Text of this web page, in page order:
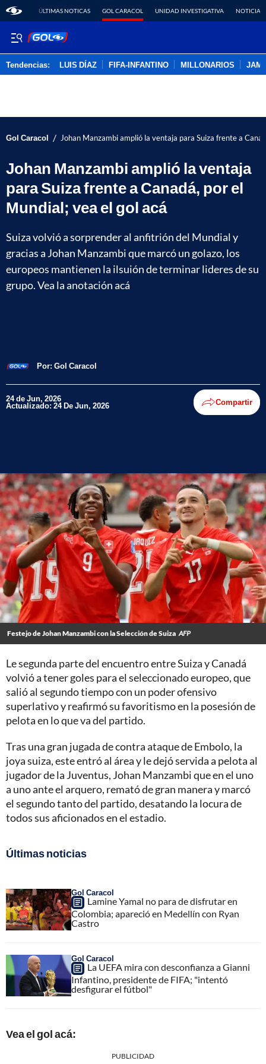
ÚLTIMAS NOTICAS GOL CARACOL UNIDAD INVESTIGATIVA NOTICIAS
Tendencias: LUIS DÍAZ FIFA-INFANTINO MILLONARIOS
Gol Caracol / Johan Manzambi amplió la ventaja para Suiza frente a
Johan Manzambi amplió la ventaja
para Suiza frente a Canadá, por el
Mundial; vea el gol acá
Suiza volvió a sorprender al anfitrión del Mundial y
gracias a Johan Manzambi que marcó un golazo, los
europeos mantienen la ilsuión de terminar lideres de su
grupo. Vea la anotación acá
Por: Gol Caracol
24 de Jun, 2026
Actualizado: 24 De Jun, 2026 Compartir
Festejo de Johan Manzambi con la Selección de Suiza AFP
Le segunda parte del encuentro entre Suiza y Canadá
volvió a tener goles para el seleccionado europeo, que
salió al segundo tiempo con un poder ofensivo
superlativo y reafirmó su favoritismo en la posesión de
pelota en lo que va del partido.
Tras una gran jugada de contra ataque de Embolo, la
joya suiza, este entró al área y le dejó servida a pelota al
jugador de la Juventus, Johan Manzambi que en el uno
a uno ante el arquero, remató de gran manera y marcó
el segundo tanto del partido, desatando la locura de
todos sus aficionados en el estadio.
Últimas noticias
Gol Caracol
Lamine Yamal no para de disfrutar en
Colombia; apareció en Medellín con Ryan
Castro
Gol Caracol
La UEFA mira con desconfianza a Gianni
Infantino, presidente de FIFA; "intentó
desfigurar el fútbol"
Vea el gol acá:
PUBLICIDAD